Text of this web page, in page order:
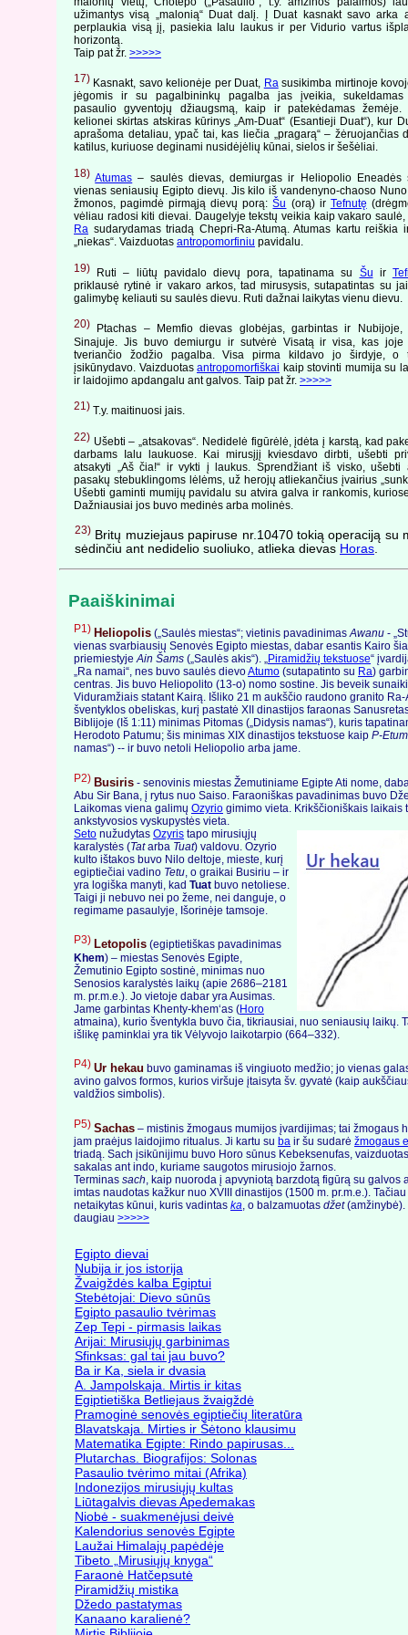
užimantys visą „malonią“ Duat dalį. Į Duat kasnakt savo arka
perplaukia visą jį, pasiekia Ialu laukus ir per Vidurio vartus
horizontą.
Taip pat žr. >>>>>
17) Kasnakt, savo kelionėje per Duat, Rasusikimba mirtinoje
jėgomis ir su pagalbininkų pagalba jas įveikia, sukeldamas
pasaulio gyventojų džiaugsmą, kaip ir patekėdamas
kelionei skirtas atskiras kūrinys „Am-Duat“ (Esantieji Duat“), kur
aprašoma detaliau, ypač tai, kas liečia „pragarą“ – žėruojančias
katilus, kuriuose deginami nusidėjėlių kūnai, sielos ir šešėliai.
18) Atumas – saulės dievas, demiurgas ir Heliopolio Eneadės
vienas seniausių Egipto dievų. Jis kilo iš vandenyno-chaoso
žmonos, pagimdė pirmąją dievų porą:Šu (orą) ir Tefnutę
vėliau radosi kiti dievai. Daugelyje tekstų veikia kaip vakaro
Ra sudarydamas triadą Chepri-Ra-Atumą. Atumas kartu reiškia
„niekas“. Vaizduotas antropomorfiniu pavidalu.
19) Ruti – liūtų pavidalo dievų pora, tapatinama su Šu ir
priklausė rytinė ir vakaro arkos, tad mirusysis, sutapatintas su
galimybę keliauti su saulės dievu. Ruti dažnai laikytas vienu dievu.
20) Ptachas – Memfio dievas globėjas, garbintas ir Nubijoje,
Sinajuje. Jis buvo demiurgu ir sutvėrė Visatą ir visa, kas
tveriančio žodžio pagalba. Visa pirma kildavo jo širdyje, o
įsikūnydavo. Vaizduotas antropomorfiškai kaip stovinti mumija su
ir laidojimo apdangalu ant galvos. Taip pat žr. >>>>>
21) T.y. maitinuosi jais.
22) Ušebti – „atsakovas“. Nedidelė figūrėlė, įdėta į karstą, kad
darbams Ialu laukuose. Kai mirusįjį kviesdavo dirbti, ušebti
atsakyti „Aš čia!“ ir vykti į laukus. Sprendžiant iš visko, ušebti
pasakų stebuklingoms lėlėms, už herojų atliekančius įvairius
Ušebti gaminti mumijų pavidalu su atvira galva ir rankomis,
Dažniausiai jos buvo medinės arba molinės.
23) Britų muziejaus papiruse nr.10470 tokią operaciją su
sėdinčiu ant nedidelio suoliuko, atlieka dievas Horas.
Paaiškinimai
P1) Heliopolis („Saulės miestas“; vietinis pavadinimasAwanu -
vienas svarbiausių Senovės Egipto miestas, dabar esantis Kairo
priemiestyjeAin Šams („Saulės akis“). „Piramidžių tekstuose“
„Ra namai“, nes buvo saulės dievoAtumo (sutapatinto su Ra)
centras. Jis buvo Heliopolito (13-o) nomo sostine. Jis beveik
Viduramžiais statant Kairą. Išliko 21 m aukščio raudono granito Ra-
šventyklos obeliskas, kurį pastatė XII dinastijos faraonas
Biblijoje (Iš 1:11) minimas Pitomas („Didysis namas“), kuris
Herodoto Patumu; šis minimas XIX dinastijos tekstuose kaip P-Etum
namas“) -- ir buvo netoli Heliopolio arba jame.
P2) Busiris - senovinis miestas Žemutiniame Egipte Ati nome,
Abu Sir Bana, į rytus nuo Saiso. Faraoniškas pavadinimas buvo
Laikomas viena galimų Ozyrio gimimo vieta. Krikščioniškais laikais
ankstyvosios vyskupystės vieta.
Seto nužudytas Ozyris tapo mirusiųjų
karalystės (Tatarba Tuat) valdovu. Ozyrio
kulto ištakos buvo Nilo deltoje, mieste, kurį
egiptiečiai vadino Tetu, o graikai Busiriu – ir
yra logiška manyti, kad Tuat buvo netoliese.
Taigi ji nebuvo nei po žeme, nei danguje, o
regimame pasaulyje, Išorinėje tamsoje.
P3) Letopolis (egiptietiškas pavadinimas
Khem) – miestas Senovės Egipte,
Žemutinio Egipto sostinė, minimas nuo
Senosios karalystės laikų (apie 2686–2181
m. pr.m.e.). Jo vietoje dabar yra Ausimas.
Jame garbintas Khenty-khem‘as (Horo
atmaina), kurio šventykla buvo čia, tikriausiai, nuo seniausių laikų.
išlikę paminklai yra tik Vėlyvojo laikotarpio (664–332).
P4) Ur hekau buvo gaminamas iš vingiuoto medžio; jo vienas
avino galvos formos, kurios viršuje įtaisyta šv. gyvatė (kaip
valdžios simbolis).
P5) Sachas – mistinis žmogaus mumijos įvardijimas; tai žmogaus
jam praėjus laidojimo ritualus. Ji kartu su ba ir šu sudarė žmogaus
triadą. Sach įsikūnijimu buvo Horo sūnus Kebeksenufas,
sakalas ant indo, kuriame saugotos mirusiojo žarnos.
Terminas sach, kaip nuoroda į apvyniotą barzdotą figūrą su galvos
imtas naudotas kažkur nuo XVIII dinastijos (1500 m. pr.m.e.).
netaikytas kūnui, kuris vadintas ka, o balzamuotas džet(amžinybė).
daugiau >>>>>
Egipto dievai
Nubija ir jos istorija
Žvaigždės kalba Egiptui
Stebėtojai: Dievo sūnūs
Egipto pasaulio tvėrimas
Zep Tepi - pirmasis laikas
Arijai: Mirusiųjų garbinimas
Sfinksas: gal tai jau buvo?
Ba ir Ka, siela ir dvasia
A. Jampolskaja. Mirtis ir kitas
Egiptietiška Betliejaus žvaigždė
Pramoginė senovės egiptiečių literatūra
Blavatskaja. Mirties ir Šėtono klausimu
Matematika Egipte: Rindo papirusas...
Plutarchas. Biografijos: Solonas
Pasaulio tvėrimo mitai (Afrika)
Indonezijos mirusiųjų kultas
Liūtagalvis dievas Apedemakas
Niobė - suakmenėjusi deivė
Kalendorius senovės Egipte
Laužai Himalajų papėdėje
Tibeto „Mirusiųjų knyga“
Faraonė Hatčepsutė
Piramidžių mistika
Džedo pastatymas
Kanaano karalienė?